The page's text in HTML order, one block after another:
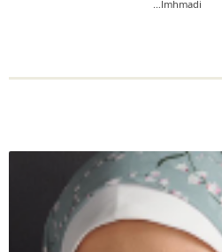
Asmaa Almhmadi